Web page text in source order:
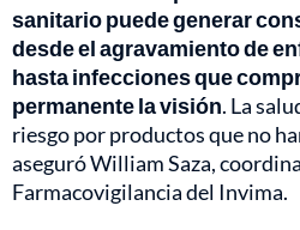
sanitario puede generar
desde el agravamiento de
hasta infecciones que
permanente la visión. La
riesgo por productos que no
aseguró William Saza,
Farmacovigilancia del Invima.